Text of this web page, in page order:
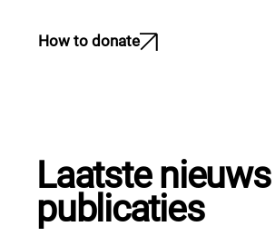
How to donate
Laatste
publicaties